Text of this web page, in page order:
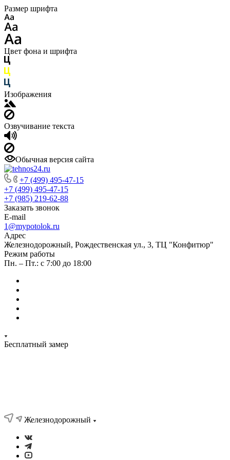
Размер шрифта
Цвет фона и шрифта
Изображения
Озвучивание текста
Обычная версия сайта
+7 (499) 495-47-15
+7 (499) 495-47-15
+7 (985) 219-62-88
Заказать звонок
E-mail
1@mypotolok.ru
Адрес
Железнодорожный, Рождественская ул., 3, ТЦ "Конфитюр"
Режим работы
Пн. – Пт.: с 7:00 до 18:00
Бесплатный замер
Железнодорожный